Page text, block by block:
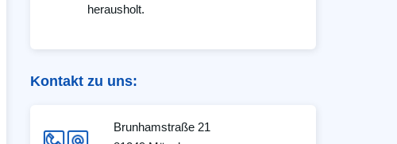
herausholt.
Kontakt zu uns:
Brunhamstraße 21